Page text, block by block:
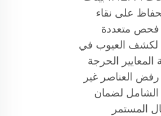
على نقاء
فحص متعددة
لكشف العيوب في
الحرجة
رفض العناصر غير
الشامل لضمان
المستمر